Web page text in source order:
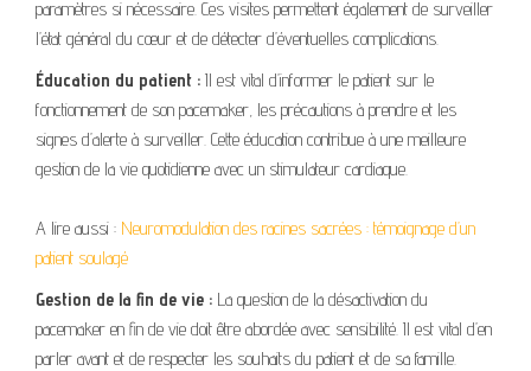
paramètres si nécessaire. Ces visites permettent également de surveiller
l’état général du cœur et de détecter d’éventuelles complications.
Éducation du patient : Il est vital d’informer le patient sur le
fonctionnement de son pacemaker, les précautions à prendre et les
signes d’alerte à surveiller. Cette éducation contribue à une meilleure
gestion de la vie quotidienne avec un stimulateur cardiaque.
A lire aussi : Neuromodulation des racines sacrées : témoignage d’un
patient soulagé
Gestion de la fin de vie : La question de la désactivation du
pacemaker en fin de vie doit être abordée avec sensibilité. Il est vital d’en
parler avant et de respecter les souhaits du patient et de sa famille.